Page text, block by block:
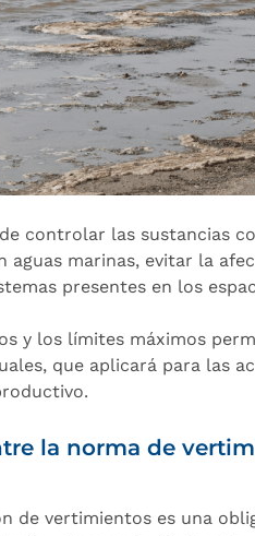
controlar las sustancias
aguas marinas, evitar la
presentes en los
y los límites máximos
que aplicará para las
la norma de
de vertimientos es una